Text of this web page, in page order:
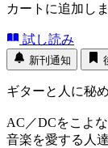
カートに追加し
試し読み
新刊通知
ギターと人に秘
AC／DCをこよ
音楽を愛する人